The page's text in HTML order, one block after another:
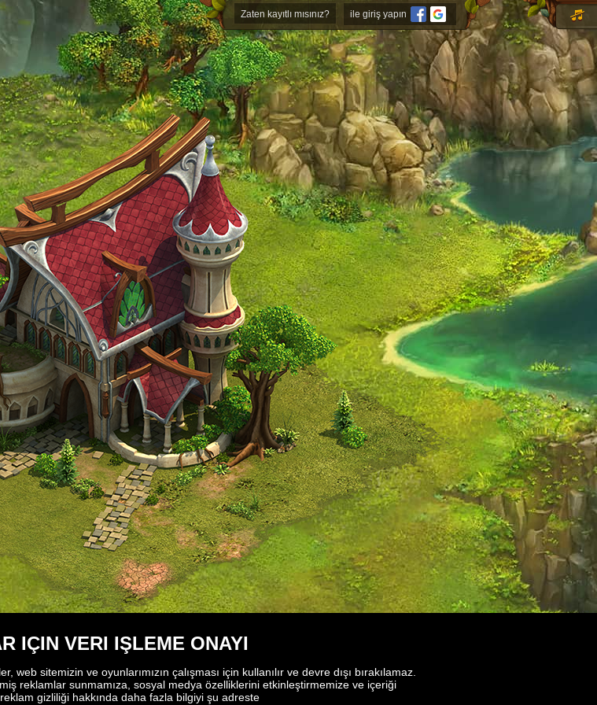
Zaten kayıtlı mısınız? ile giriş yapın
IÇIN VERI IŞLEME ONAYI
sitemizin ve oyunlarımızın çalışması için kullanılır ve devre dışı bırakılamaz.
reklamlar sunmamıza, sosyal medya özelliklerini etkinleştirmemize ve içeriği
gizliliği hakkında daha fazla bilgiyi şu adreste